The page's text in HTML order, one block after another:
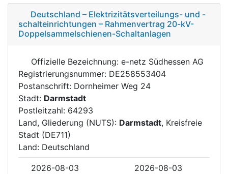
Deutschland – Elektrizitätsverteilungs- und -
schalteinrichtungen – Rahmenvertrag 20-kV-
Doppelsammelschienen-Schaltanlagen
Offizielle Bezeichnung: e-netz Südhessen AG
Registrierungsnummer: DE258553404
Postanschrift: Dornheimer Weg 24
Stadt: Darmstadt
Postleitzahl: 64293
Land, Gliederung (NUTS): Darmstadt, Kreisfreie
Stadt (DE711)
Land: Deutschland
2026-08-03
2026-08-03